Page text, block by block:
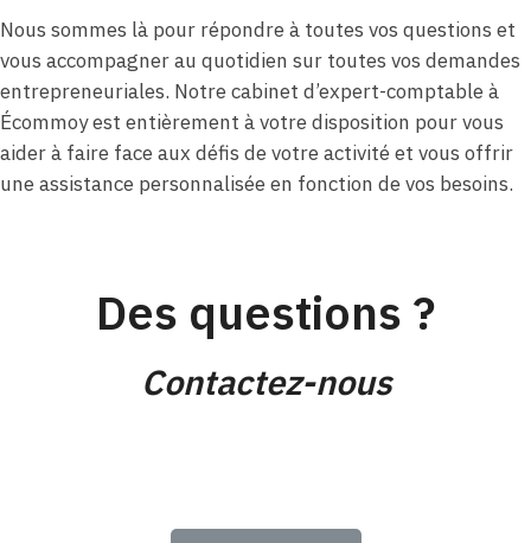
Nous sommes là pour répondre à toutes vos questions et
vous accompagner au quotidien sur toutes vos demandes
entrepreneuriales. Notre cabinet d’expert-comptable à
Écommoy est entièrement à votre disposition pour vous
aider à faire face aux défis de votre activité et vous offrir
une assistance personnalisée en fonction de vos besoins.
Des questions ?
Contactez-nous